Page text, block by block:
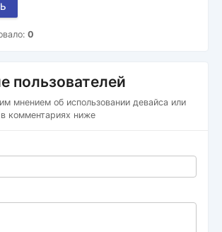
0
пользователей
мнением об использовании девайса или
комментариях ниже